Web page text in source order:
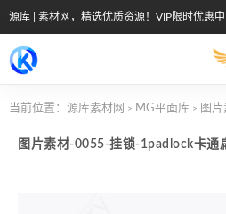
源库 | 素材网，精选优质资源！VIP限时优惠中
当前位置： 源库素材网 > MG平面库 > 图片素
图片素材-0055-挂锁-1padlock卡通